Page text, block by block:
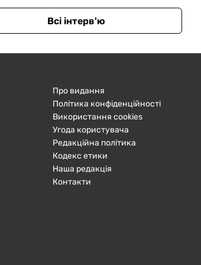
Всі інтерв'ю
Про видання
Політика конфіденційності
Використання cookies
Угода користувача
Редакційна політика
Кодекс етики
Наша редакція
Контакти